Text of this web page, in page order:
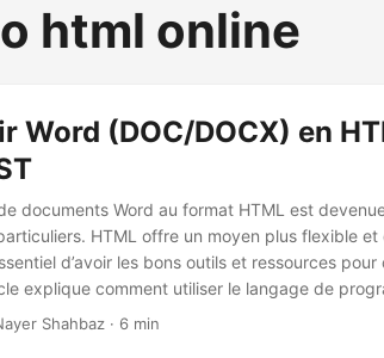
html online
Word (DOC/DOCX) en
documents Word au format HTML est
HTML offre un moyen plus flexible
d’avoir les bons outils et ressources
explique comment utiliser le langage de
des documents Word au format HTML, ce
Shahbaz · 6 min